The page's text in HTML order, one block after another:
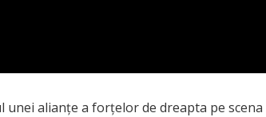
alianțe a forțelor de dreapta pe